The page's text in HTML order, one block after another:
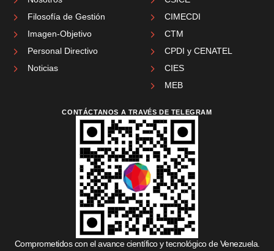
Filosofía de Gestión
Imagen-Objetivo
Personal Directivo
Noticias
CIMECDI
CTM
CPDI y CENATEL
CIES
MEB
CONTÁCTANOS A TRAVÉS DE TELEGRAM
Comprometidos con el avance científico y tecnológico de Venezuela.